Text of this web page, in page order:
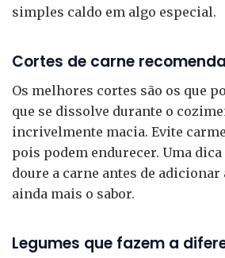
simples caldo em algo especial.
Cortes de carne
Os melhores cortes são os que
que se dissolve durante o
incrivelmente macia. Evite
pois podem endurecer. Uma
doure a carne antes de adicionar
ainda mais o sabor.
Legumes que fazem a